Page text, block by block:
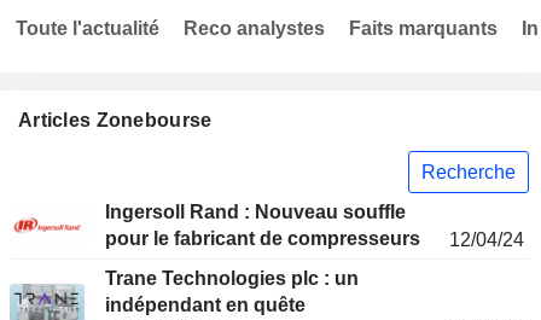
Articles Zonebourse
Recherche
Ingersoll Rand : Nouveau souffle
pour le fabricant de compresseurs
12/04/24
Trane Technologies plc : un
indépendant en quête
Toute l'actualité Reco analystes Faits marquants